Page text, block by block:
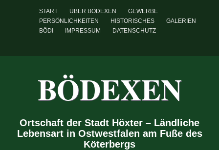
START ÜBER BÖDEXEN
GEWERBE
PERSÖNLICHKEITEN
HISTORISCHES
GALERIEN
BÖDI
IMPRESSUM DATENSCHUTZ
BÖDEXEN
Ortschaft der Stadt Höxter – Ländliche
Lebensart in Ostwestfalen am Fuße des
Köterbergs